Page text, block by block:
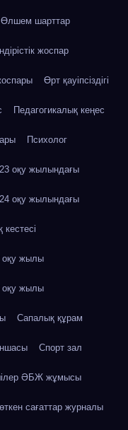
Өлшем шарттар
жоспар
Өрт қауіпсіздігі
Педагогикалық кеңес
Психолог
оқу жылындағы
оқу жылындағы
кестесі
оқу жылы
оқу жылы
Сапалық құрам
Спорт зал
ӘБЖ жұмысы
сағаттар журналы